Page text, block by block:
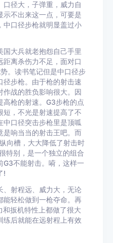
口径大，子弹重，威力自
示不出来这一点，可要是
中口径步枪就明显盖过小
大兵就老抱怨自己手里
距离杀伤力不足，面对口
。读书笔记但是中口径步
径步枪。由于枪的射击速
作战的胜负影响很大。因
高枪的射速。G3步枪的点
短，不光是射速提高了不
中口径突击步枪里是顶呱
是响当当的射击王吧。而
向槽，大大降低了射击时
特别，是一个独立的组合
G3不能射击。嗬，这样一
!
、射程远、威力大，无论
能轻松做到一枪夺命。再
扳机特性上都做了很大
练后就能在远射程上有效